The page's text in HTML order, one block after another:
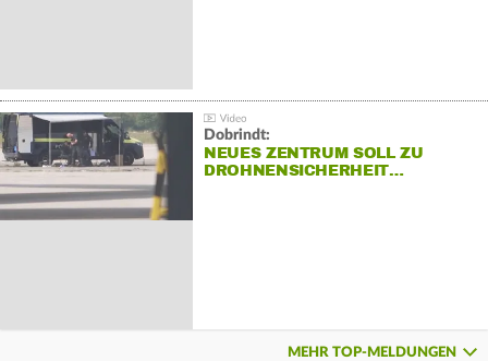
Dobrindt:
NEUES ZENTRUM SOLL ZU
DROHNENSICHERHEIT…
MEHR TOP-MELDUNGEN